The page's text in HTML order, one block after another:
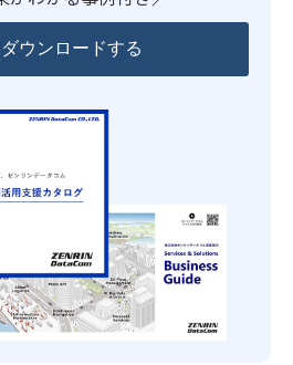
ウンロードする